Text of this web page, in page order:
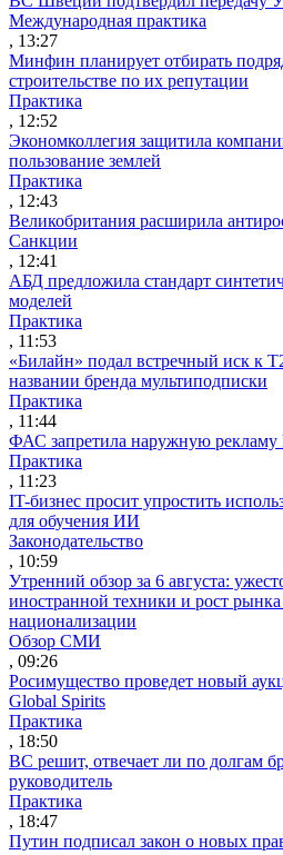
Международная практика
, 13:27
Минфин планирует отбирать
строительстве по их репутации
Практика
, 12:52
Экономколлегия защитила
пользование землей
Практика
, 12:43
Великобритания расширила
Санкции
, 12:41
АБД предложила стандарт
моделей
Практика
, 11:53
«Билайн» подал встречный иск к
названии бренда мультиподписки
Практика
, 11:44
ФАС запретила наружную рекламу
Практика
, 11:23
IT-бизнес просит упростить
для обучения ИИ
Законодательство
, 10:59
Утренний обзор за 6 августа:
иностранной техники и рост
национализации
Обзор СМИ
, 09:26
Росимущество проведет новый
Global Spirits
Практика
, 18:50
ВС решит, отвечает ли по долгам
руководитель
Практика
, 18:47
Путин подписал закон о новых